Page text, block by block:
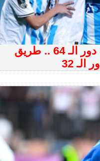
فى حال الفوز فى مباراة دور الـ 64 .. طريق
32